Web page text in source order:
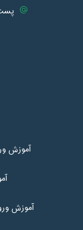
آموزش
آموزش